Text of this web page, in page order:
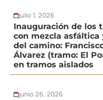
julio 1, 2026
Inauguración de los
con mezcla
del camino:
Álvarez (tramo: El
en tramos aislados
junio 26, 2026